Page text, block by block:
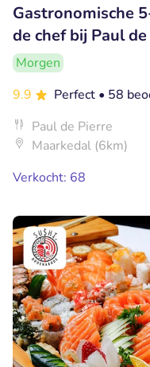
Gastronomische
de chef bij Paul
Morgen
9.9
Perfect • 58
Paul de Pierre
Maarkedal (6km)
Verkocht: 68